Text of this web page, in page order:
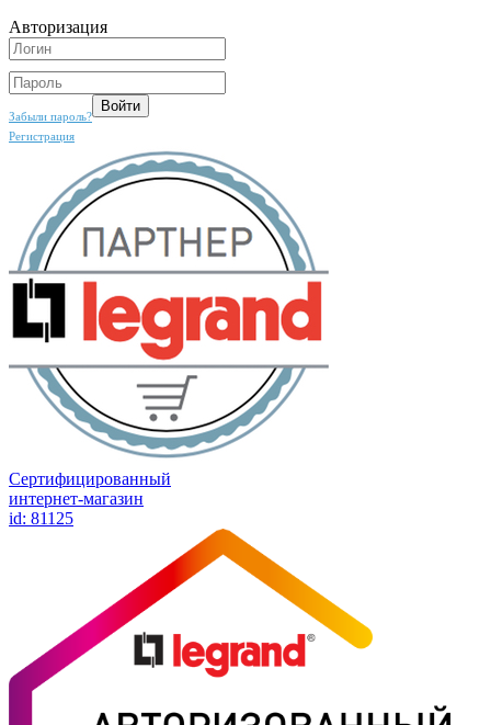
Авторизация
Забыли пароль?
Регистрация
Сертифицированный
интернет-магазин
id: 81125